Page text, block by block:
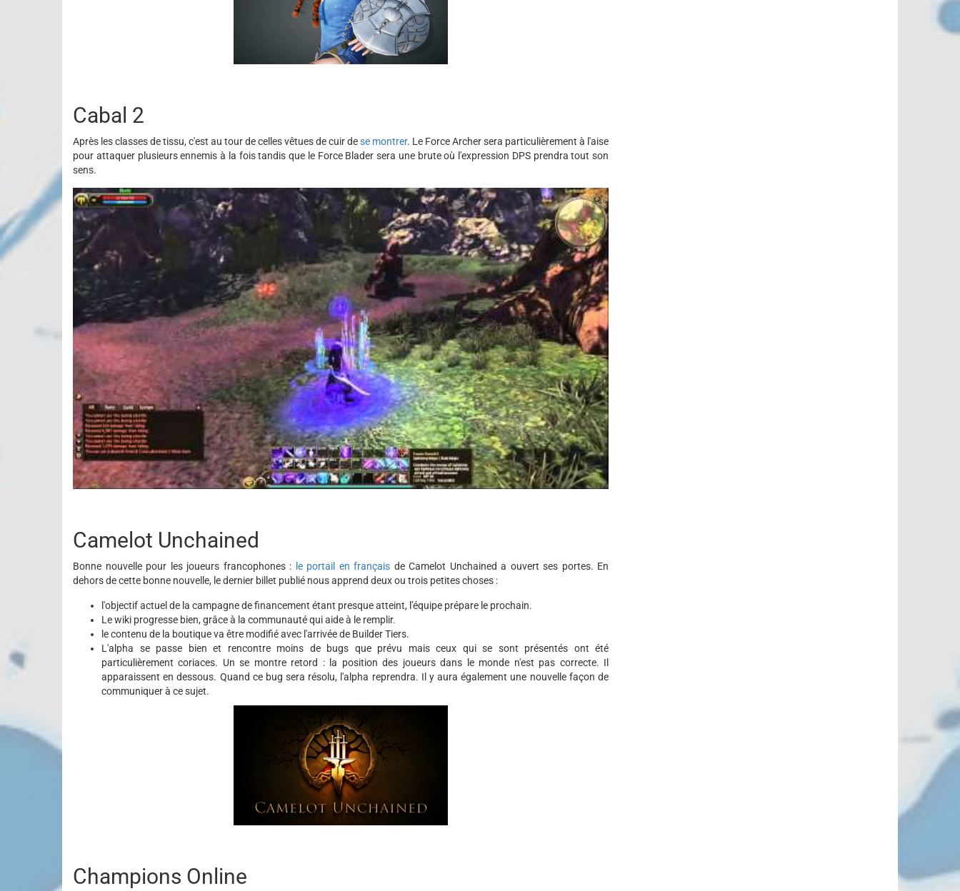
Cabal 2
Après les classes de tissu, c'est au tour de celles vêtues de cuir dese montrer. Le Force Archer sera particulièrement à l'aise
pour attaquer plusieurs ennemis à la fois tandis que le Force Blader sera une brute où l'expression DPS prendra tout son
sens.
Camelot Unchained
Bonne nouvelle pour les joueurs francophones : le portail en français de Camelot Unchained a ouvert ses portes. En
dehors de cette bonne nouvelle, le dernier billet publié nous apprend deux ou trois petites choses :
l'objectif actuel de la campagne de financement étant presque atteint, l'équipe prépare le prochain.
Le wiki progresse bien, grâce à la communauté qui aide à le remplir.
le contenu de la boutique va être modifié avec l'arrivée de Builder Tiers.
L'alpha se passe bien et rencontre moins de bugs que prévu mais ceux qui se sont présentés ont été
particulièrement coriaces. Un se montre retord : la position des joueurs dans le monde n'est pas correcte. Il
apparaissent en dessous. Quand ce bug sera résolu, l'alpha reprendra. Il y aura également une nouvelle façon de
communiquer à ce sujet.
Champions Online